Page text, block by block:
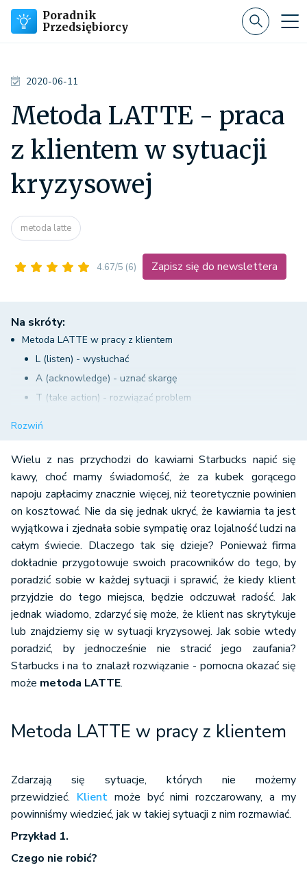
Poradnik
Przedsiębiorcy
2020-06-11
Metoda LATTE - praca
z klientem w sytuacji
kryzysowej
metoda latte
4.67/5 (6) Zapisz się do newslettera
Na skróty:
Metoda LATTE w pracy z klientem
L (listen) - wysłuchać
A (acknowledge) - uznać skargę
T (take action) - rozwiązać problem
Rozwiń
Wielu z nas przychodzi do kawiarni Starbucks napić się
kawy, choć mamy świadomość, że za kubek gorącego
napoju zapłacimy znacznie więcej, niż teoretycznie powinien
on kosztować. Nie da się jednak ukryć, że kawiarnia ta jest
wyjątkowa i zjednała sobie sympatię oraz lojalność ludzi na
całym świecie. Dlaczego tak się dzieje? Ponieważ firma
dokładnie przygotowuje swoich pracowników do tego, by
poradzić sobie w każdej sytuacji i sprawić, że kiedy klient
przyjdzie do tego miejsca, będzie odczuwał radość. Jak
jednak wiadomo, zdarzyć się może, że klient nas skrytykuje
lub znajdziemy się w sytuacji kryzysowej. Jak sobie wtedy
poradzić, by jednocześnie nie stracić jego zaufania?
Starbucks i na to znalazł rozwiązanie - pomocna okazać się
może metoda LATTE.
Metoda LATTE w pracy z klientem
Zdarzają się sytuacje, których nie możemy
przewidzieć. Klientmoże być nimi rozczarowany, a my
powinniśmy wiedzieć, jak w takiej sytuacji z nim rozmawiać.
Przykład 1.
Czego nie robić?